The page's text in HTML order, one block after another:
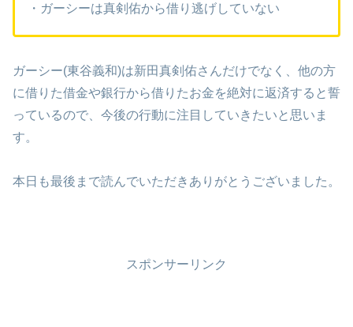
・ガーシーは真剣佑から借り逃げしていない
ガーシー(東谷義和)は新田真剣佑さんだけでなく、他の方
に借りた借金や銀行から借りたお金を絶対に返済すると誓
っているので、今後の行動に注目していきたいと思いま
す。
本日も最後まで読んでいただきありがとうございました。
スポンサーリンク